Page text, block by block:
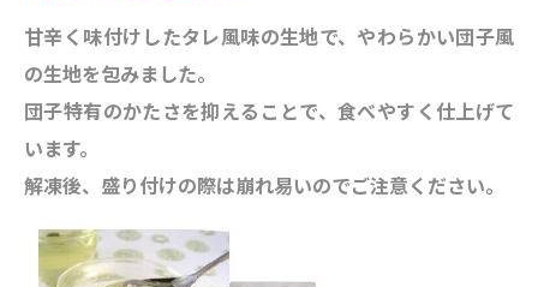
甘辛く味付けしたタレ風味の生地で、やわらかい団子風
の生地を包みました。
団子特有のかたさを抑えることで、食べやすく仕上げて
います。
解凍後、盛り付けの際は崩れ易いのでご注意ください。